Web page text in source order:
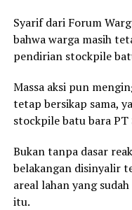
Syarif dari Forum
bahwa warga masih
pendirian stockpile
Massa aksi pun
tetap bersikap sama,
stockpile batu bara PT
Bukan tanpa dasar
belakangan disinyalir
areal lahan yang
itu.